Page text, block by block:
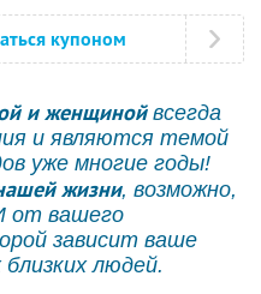
купоном
и женщинойвсегда
и являются темой
уже многие годы!
жизни, возможно,
от вашего
зависит ваше
людей.